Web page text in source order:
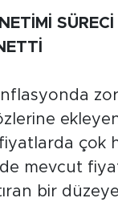
çok
mevcut
bir